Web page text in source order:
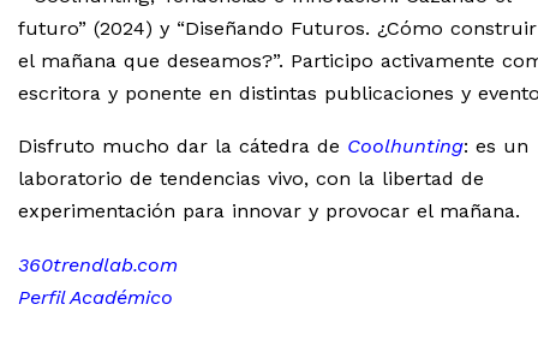
futuro” (2024) y “Diseñando Futuros. ¿Cómo construir
el mañana que deseamos?”. Participo activamente
escritora y ponente en distintas publicaciones y
Disfruto mucho dar la cátedra de Coolhunting: es un
laboratorio de tendencias vivo, con la libertad de
experimentación para innovar y provocar el mañana.
360trendlab.com
Perfil Académico